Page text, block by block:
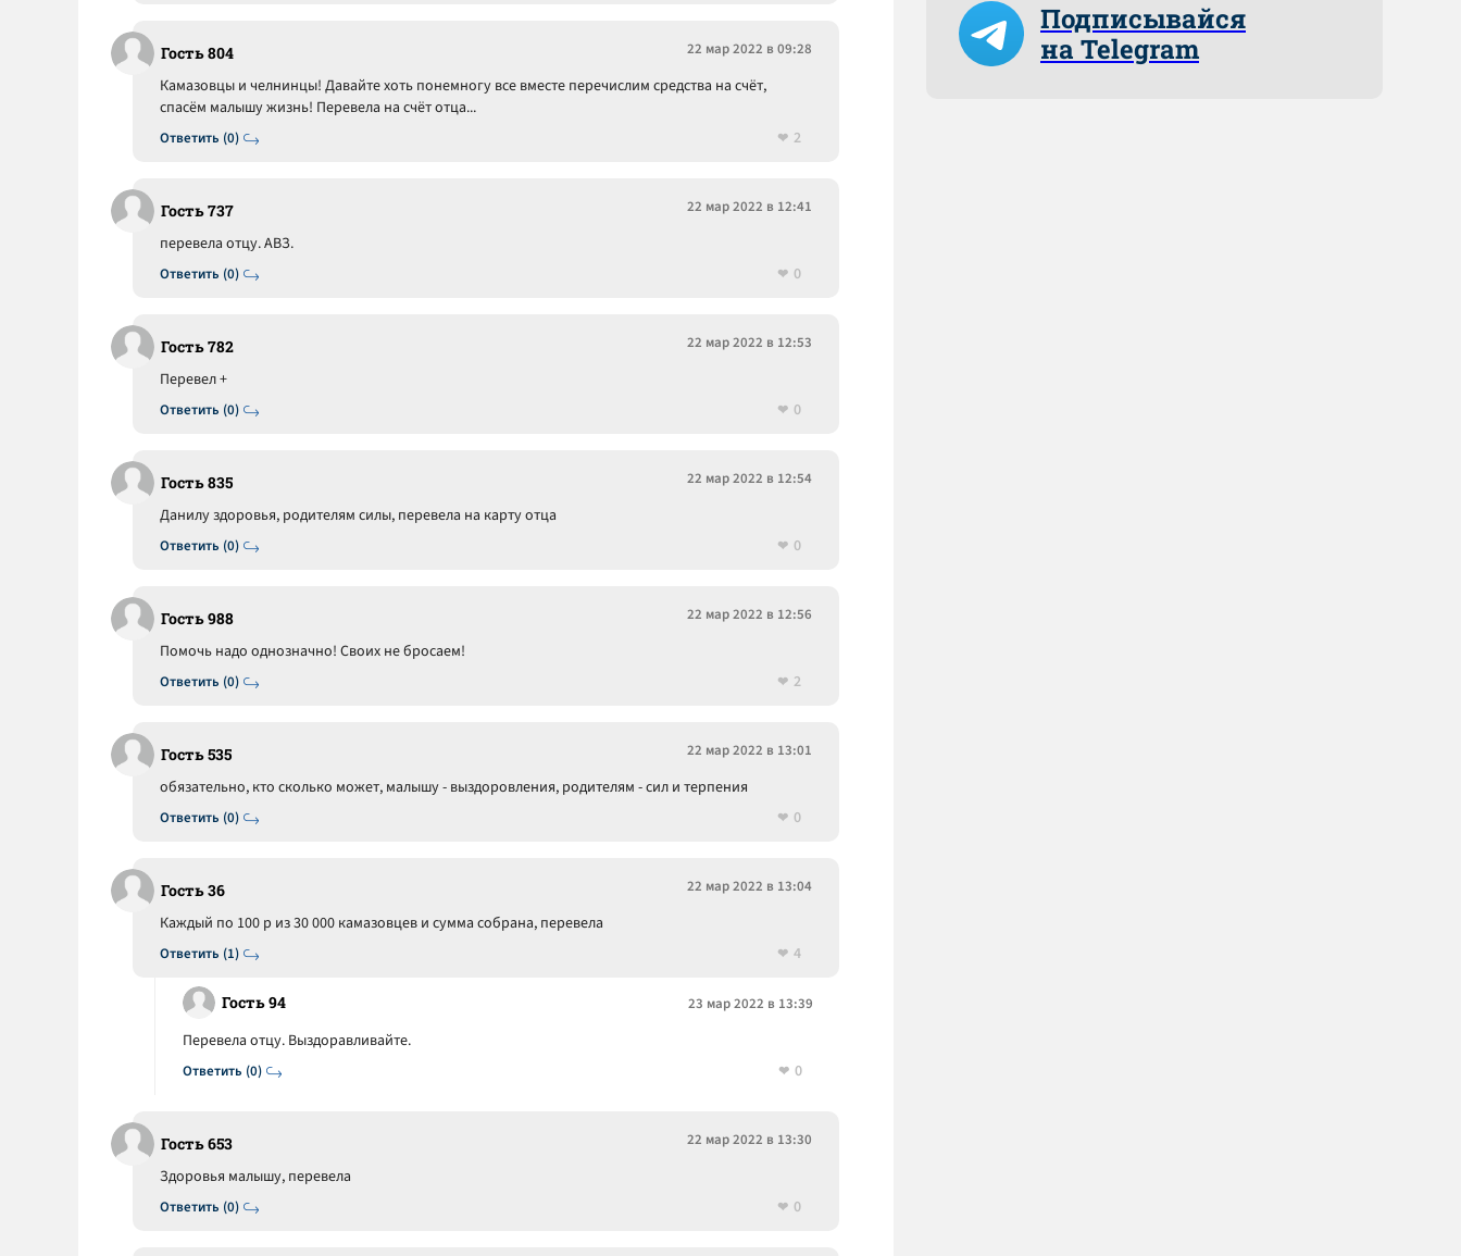
Гость 804 22 мар 2022 в 09:28
Ответить (0)
Камазовцы и челнинцы! Давайте хоть понемногу все вместе перечислим средства на счёт,
спасём малышу жизнь! Перевела на счёт отца...
2
Гость 737 22 мар 2022 в 12:41
Ответить (0)
перевела отцу. АВЗ.
0
Гость 782 22 мар 2022 в 12:53
Ответить (0)
Перевел +
0
Гость 835 22 мар 2022 в 12:54
Ответить (0)
Данилу здоровья, родителям силы, перевела на карту отца
0
Гость 988 22 мар 2022 в 12:56
Ответить (0)
Помочь надо однозначно! Своих не бросаем!
2
Гость 535 22 мар 2022 в 13:01
Ответить (0)
обязательно, кто сколько может, малышу - выздоровления, родителям - сил и терпения
0
Гость 36 22 мар 2022 в 13:04
Ответить (1)
Каждый по 100 р из 30 000 камазовцев и сумма собрана, перевела
4
Гость 94 23 мар 2022 в 13:39
Ответить (0)
Перевела отцу. Выздоравливайте.
0
Гость 653 22 мар 2022 в 13:30
Ответить (0)
Здоровья малышу, перевела
0
Подписывайся
на Telegram